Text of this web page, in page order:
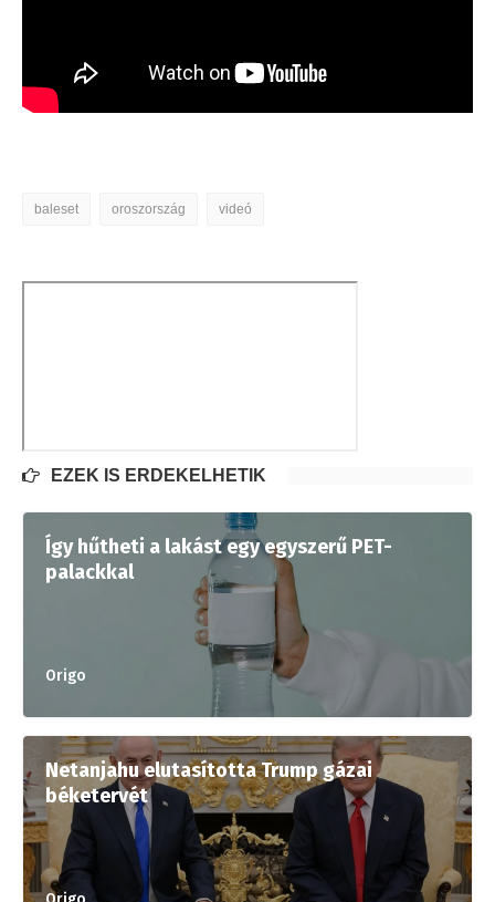
baleset oroszország videó
EZEK IS ÉRDEKELHETIK
Így hűtheti a lakást egy egyszerű PET-
palackkal
Origo
Netanjahu elutasította Trump gázai
béketervét